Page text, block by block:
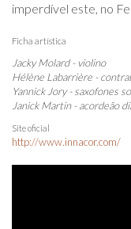
imperdível este, no
Ficha artística
Jacky Molard - violino
Hélène Labarrière -
Yannick Jory - saxofones
Janick Martin - acordeão
Site oficial
http://www.innacor.com/